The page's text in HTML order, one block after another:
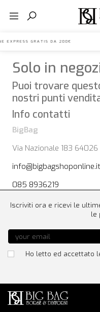
EXPRESS GRATIS DA
Solo in
Puoi trovare
nostri punti
Info contatti
BigBag
Via Nazionale 183
info@bigbagshoponline.it
085 8936219
Iscriviti ora e ricevi le
le
Ho letto ed accettato